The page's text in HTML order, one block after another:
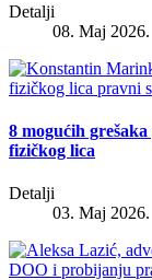
Detalji
08. Maj 2026.
8 mogućih
fizičkog lica
Detalji
03. Maj 2026.